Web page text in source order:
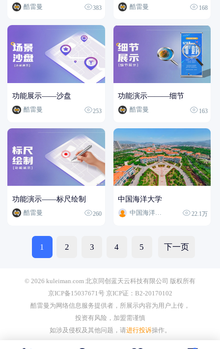
酷雷曼 383 酷雷曼 168
功能展示——沙盘
酷雷曼 253
功能演示———细节
酷雷曼 163
功能演示——标尺绘制
酷雷曼 260
中国海洋大学
中国海洋大学 22.1万
1 2 3 4 5 下一页
© 2026 kuleiman.com 北京同创蓝天云科技有限公司 版权所有
京ICP备15037671号 京ICP证：B2-20170102
酷雷曼为网络信息服务提供者，所展示内容为用户上传，
投资有风险，加盟需谨慎
如涉及侵权及其他问题，请进行投诉操作。